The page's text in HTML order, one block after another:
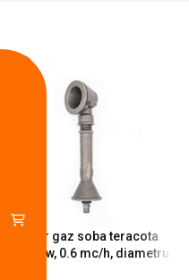
Arzator gaz soba teracota
A600, 6 kw, 0.6 mc/h, diametru